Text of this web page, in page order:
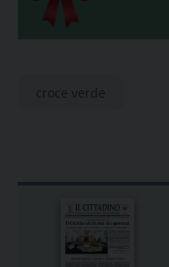
croce verde